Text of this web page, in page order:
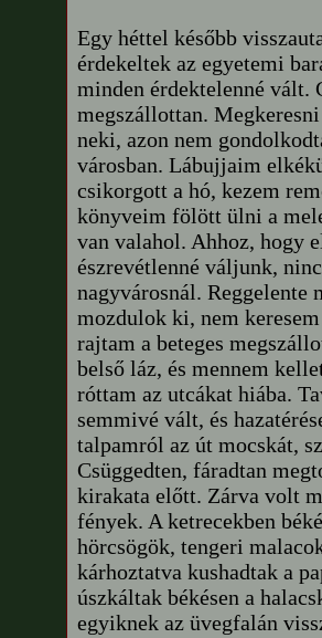
Egy héttel később
érdekeltek az egyetemi
minden érdektelenné vált.
megszállottan.
neki, azon nem
városban. Lábujjaim
csikorgott a hó, kezem
könyveim fölött ülni a
van valahol. Ahhoz, hogy
észrevétlenné váljunk,
nagyvárosnál. Reggelente
mozdulok ki, nem
rajtam a beteges
belső láz, és mennem
róttam az utcákat hiába.
semmivé vált, és
talpamról az út mocskát,
Csüggedten, fáradtan
kirakata előtt. Zárva volt
fények. A ketrecekben
hörcsögök, tengeri
kárhoztatva kushadtak a
úszkáltak békésen a
egyiknek az üvegfalán